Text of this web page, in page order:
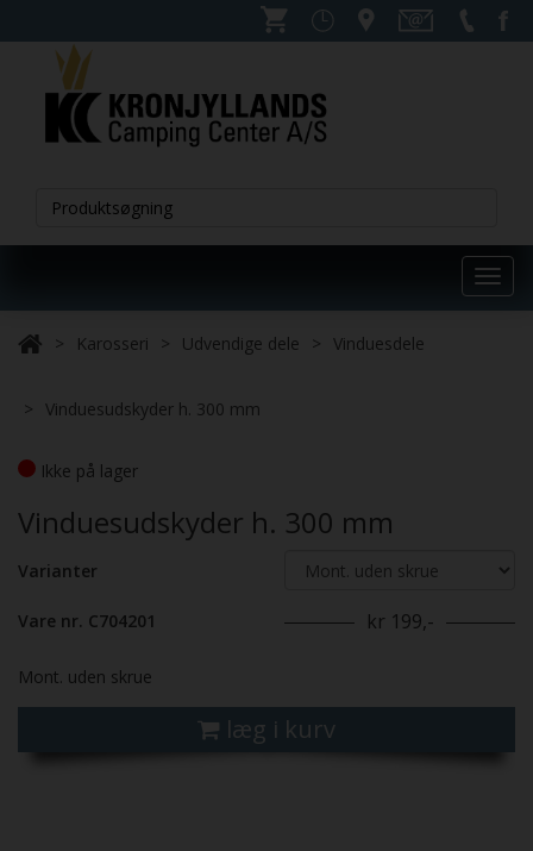
Karosseri Udvendige dele Vinduesdele
Vinduesudskyder h. 300 mm
Ikke på lager
Vinduesudskyder h. 300 mm
Varianter
Vare nr. C704201 kr 199,-
Mont. uden skrue
læg i kurv